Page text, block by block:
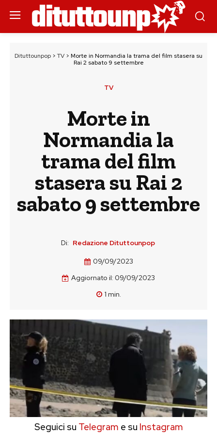
Dituttounpop > TV > Morte in Normandia la trama del film stasera su
Rai 2 sabato 9 settembre
TV
Morte in
Normandia la
trama del film
stasera su Rai 2
sabato 9 settembre
Di: Redazione Dituttounpop
09/09/2023
Aggiornato il: 09/09/2023
1 min.
Seguici su Telegram e su Instagram